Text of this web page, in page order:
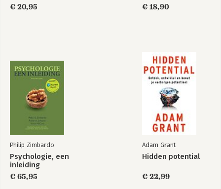
€ 20,95
€ 18,90
Philip Zimbardo
Psychologie, een
inleiding
€ 65,95
Adam Grant
Hidden potential
€ 22,99